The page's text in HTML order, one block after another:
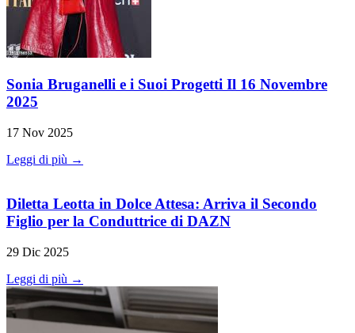
Sonia Bruganelli e i Suoi Progetti Il 16 Novembre
2025
17 Nov 2025
Leggi di più →
Diletta Leotta in Dolce Attesa: Arriva il Secondo
Figlio per la Conduttrice di DAZN
29 Dic 2025
Leggi di più →